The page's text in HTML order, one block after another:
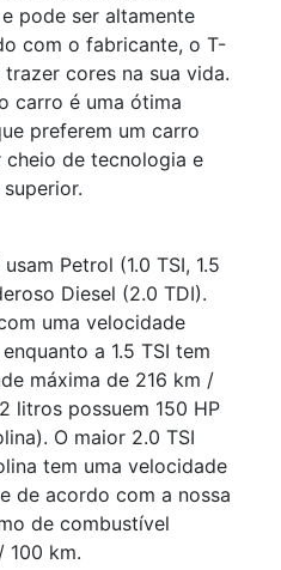
pode ser altamente
com o fabricante, o T-
cores na sua vida.
carro é uma ótima
preferem um carro
de tecnologia e
Petrol (1.0 TSI, 1.5
Diesel (2.0 TDI).
uma velocidade
a 1.5 TSI tem
máxima de 216 km /
litros possuem 150 HP
O maior 2.0 TSI
tem uma velocidade
de acordo com a nossa
de combustível
100 km.